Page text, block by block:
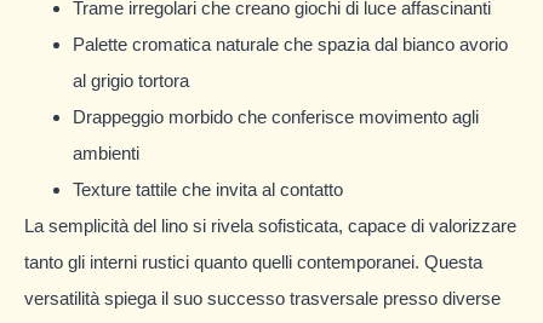
Trame irregolari che creano giochi di luce affascinanti
Palette cromatica naturale che spazia dal bianco avorio
al grigio tortora
Drappeggio morbido che conferisce movimento agli
ambienti
Texture tattile che invita al contatto
La semplicità del lino si rivela sofisticata, capace di valorizzare
tanto gli interni rustici quanto quelli contemporanei. Questa
versatilità spiega il suo successo trasversale presso diverse